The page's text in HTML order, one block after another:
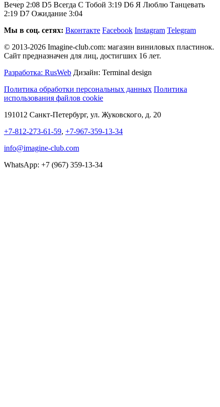
Вечер 2:08 D5 Всегда С Тобой 3:19 D6 Я Люблю Танцевать
2:19 D7 Ожидание 3:04
Мы в соц. сетях: Вконтакте Facebook Instagram Telegram
© 2013-2026 Imagine-club.com: магазин виниловых пластинок.
Сайт предназначен для лиц, достигших 16 лет.
Разработка: RusWeb Дизайн: Terminal design
Политика обработки персональных данных Политика
использования файлов cookie
191012 Санкт-Петербург, ул. Жуковского, д. 20
+7-812-273-61-59, +7-967-359-13-34
info@imagine-club.com
WhatsApp: +7 (967) 359-13-34